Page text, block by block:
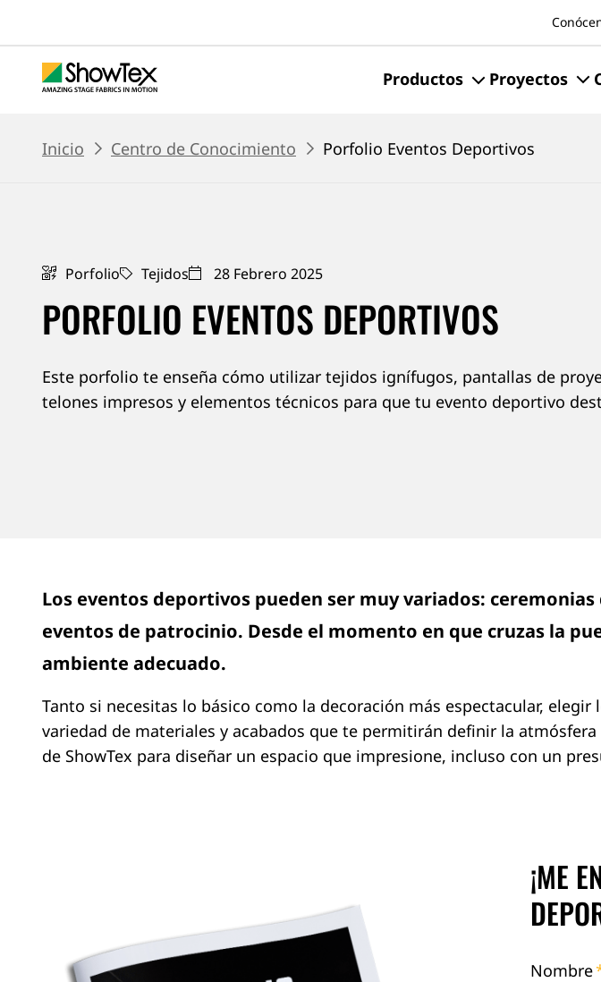
contenido
principal
Productos Proyectos
BREADCRUMB
Inicio Centro de Conocimiento Porfolio Eventos Deportivos
Porfolio Tejidos 28 Febrero 2025
PORFOLIO EVENTOS DEPORTIVOS
Este porfolio te enseña cómo utilizar tejidos ignífugos, pantallas de
telones impresos y elementos técnicos para que tu evento deportivo
Los eventos deportivos pueden ser muy variados:
eventos de patrocinio. Desde el momento en que cruzas la
ambiente adecuado.
Tanto si necesitas lo básico como la decoración más espectacular,
variedad de materiales y acabados que te permitirán definir la
de ShowTex para diseñar un espacio que impresione, incluso con un
¡ME
Nombre